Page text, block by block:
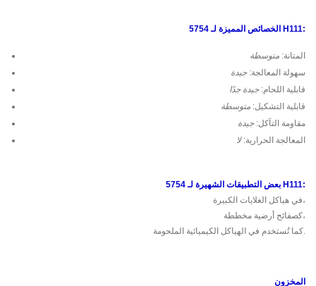
الخصائص المميزة لـ 5754 H111:
المتانة: متوسطة
سهولة المعالجة:جيدة
قابلية اللحام:جيدة جدًا
قابلية التشكيل: متوسطة
مقاومة التآكل:جيدة
المعالجة الحرارية:لا
بعض التطبيقات الشهيرة لـ 5754 H111:
في هياكل الغلايات الكبيرة،
كصفائح أرضية مخططة،
المخزون